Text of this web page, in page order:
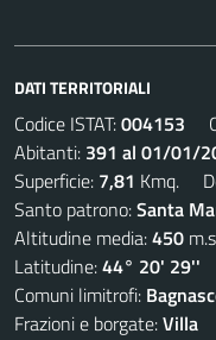
DATI TERRITORIALI
Codice ISTAT:004153
Abitanti: 391 al 01/01/
Superficie: 7,81 Kmq.
Santo patrono:Santa
Altitudine media:450
Latitudine:44° 20' 29''
Comuni limitrofi:
Frazioni e borgate:Villa